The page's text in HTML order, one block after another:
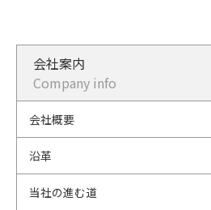
会社案内
Company info
会社概要
沿革
当社の進む道